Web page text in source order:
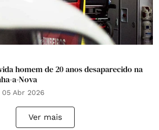
homem de 20 anos desaparecido na
a-Nova
05 Abr 2026
Ver mais